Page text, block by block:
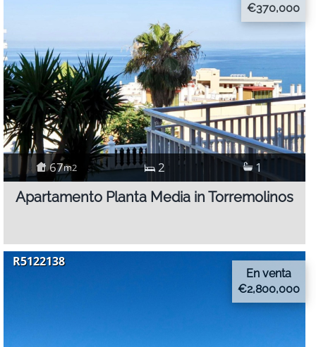
€370,000
67m2 2 1
Apartamento Planta Media in Torremolinos
R5122138
En venta
€2,800,000